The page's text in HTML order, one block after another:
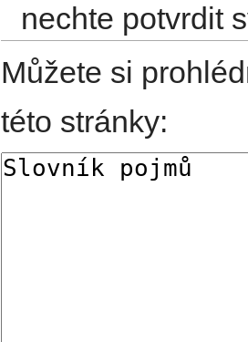
nechte potvrdit
Můžete si
této stránky: